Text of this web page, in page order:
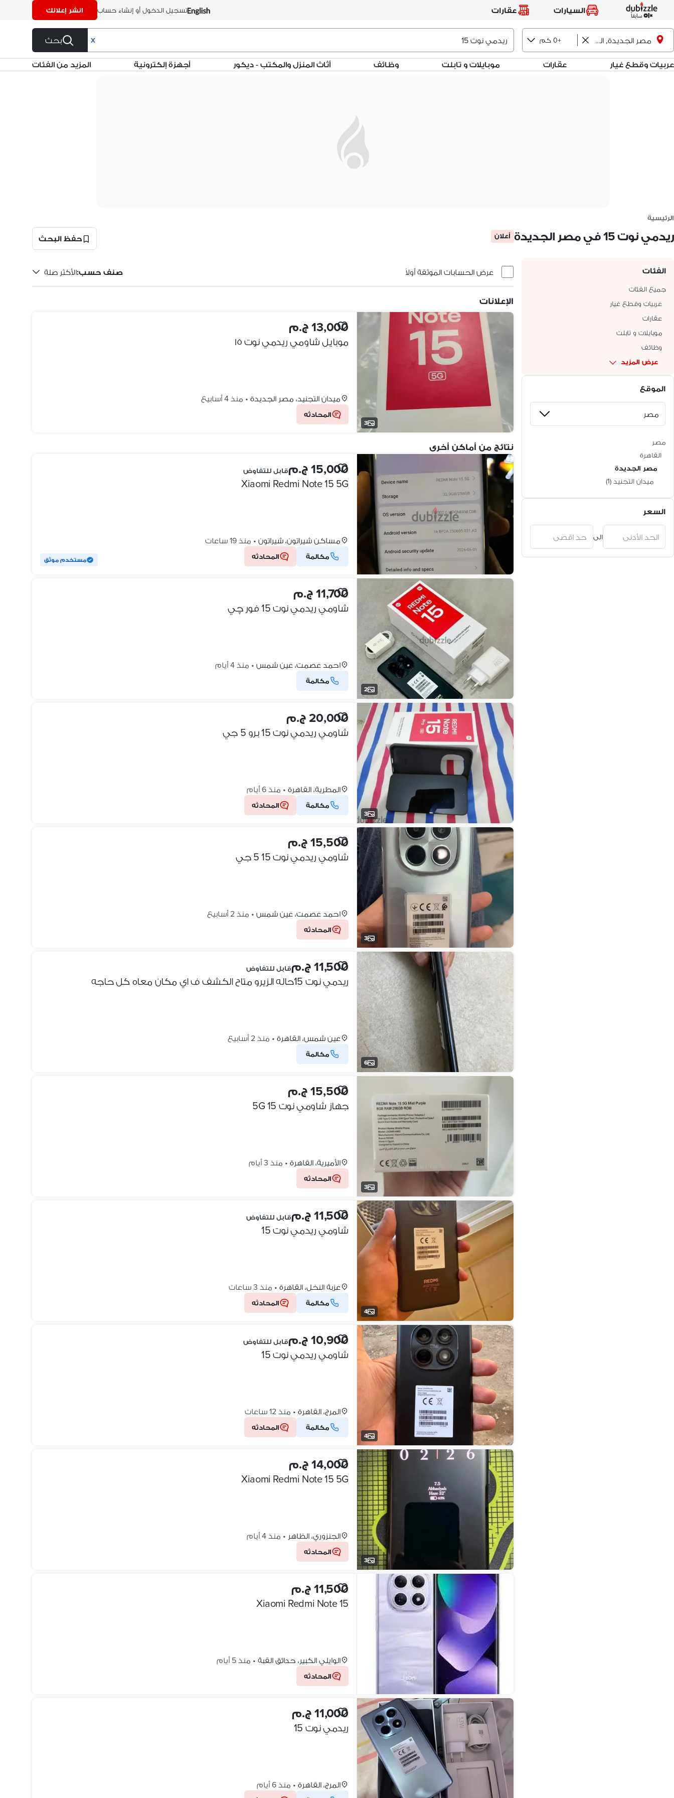
السيارات عقارات تسجيل الدخول أو إنشاء حساب انشر إعلانك
مصر الجديدة, القاهرة +0 كم X بحث
عربيات وقطع غيار عقارات موبايلات و تابلت وظائف أثاث المنزل والمكتب - ديكور أجهزة إلكترونية المزيد من الفئات
الرئيسية
ريدمي نوت 15 في مصر الجديدة أعلان حفظ البحث
الفئات
جميع الفئات
عربيات وقطع غيار
عقارات
موبايلات و تابلت
وظائف
عرض المزيد
الموقع
مَصر
القاهرة
مصر الجديدة
ميدان التجنيد (
1
)
السعر
الى
عرض الحسابات الموثقة أولاً صنف حسب:الأكثر صلة
الإعلانات
3
13,000 ج.م
موبايل شاومي ريدمي نوت ١٥
ميدان التجنيد، مصر الجديدة • منذ 4 أسابيع
المحادثه
نتائج من أماكن أخرى
15,000 ج.م قابل للتفاوض
Xiaomi Redmi Note 15 5G
مساكن شيراتون، شيراتون • منذ 19 ساعات
مكالمة المحادثه مستخدم موثق
2
11,700 ج.م
شاومي ريدمي نوت 15 فور چي
احمد عصمت، عين شمس • منذ 4 أيام
مكالمة
3
20,000 ج.م
شاومي ريدمي نوت 15 برو 5 جي
المطرية، القاهرة • منذ 6 أيام
مكالمة المحادثه
3
15,500 ج.م
شاومي ريدمي نوت 15 5 جي
احمد عصمت، عين شمس • منذ 2 أسابيع
المحادثه
6
11,500 ج.م قابل للتفاوض
ريدمي نوت 15حاله الزيرو متاح الكشف ف اي مكان معاه كل حاجه
عين شمس، القاهرة • منذ 2 أسابيع
مكالمة
3
15,500 ج.م
جهاز شاومي نوت 15 5G
الأميرية، القاهرة • منذ 3 أيام
المحادثه
4
11,500 ج.م قابل للتفاوض
شاومي ريدمي نوت 15
عزبة النخل، القاهرة • منذ 3 ساعات
مكالمة المحادثه
4
10,900 ج.م قابل للتفاوض
شاومي ريدمي نوت 15
المرج، القاهرة • منذ 12 ساعات
مكالمة المحادثه
3
14,000 ج.م
Xiaomi Redmi Note 15 5G
الجنزوري، الظاهر • منذ 4 أيام
المحادثه
11,500 ج.م
Xiaomi Redmi Note 15
الوايلي الكبير، حدائق القبة • منذ 5 أيام
المحادثه
11,000 ج.م
ريدمي نوت 15
المرج، القاهرة • منذ 6 أيام